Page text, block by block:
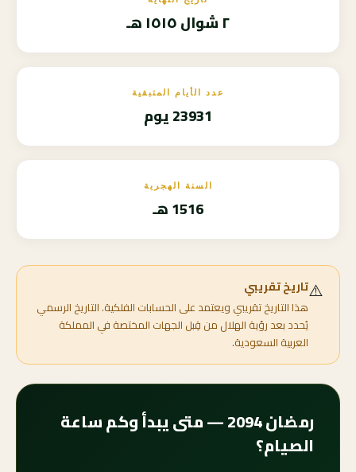
٢ شوال ١٥١٥ هـ
عدد الأيام المتبقية
23931 يوم
السنة الهجرية
1516 هـ
⚠️تاريخ تقريبي
هذا التاريخ تقريبي ويعتمد على الحسابات الفلكية. التاريخ الرسمي
يُحدد بعد رؤية الهلال من قِبل الجهات المختصة في المملكة
العربية السعودية.
رمضان 2094 — متى يبدأ وكم ساعة
الصيام؟